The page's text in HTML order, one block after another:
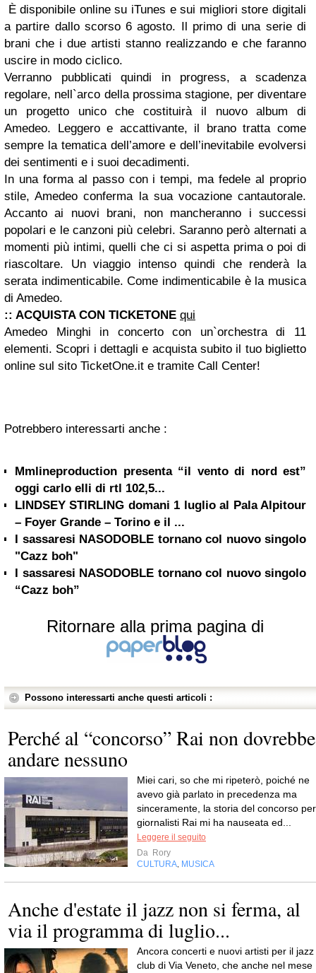
È disponibile online su iTunes e sui migliori store digitali
a partire dallo scorso 6 agosto. Il primo di una serie di
brani che i due artisti stanno realizzando e che faranno
uscire in modo ciclico.
Verranno pubblicati quindi in progress, a scadenza
regolare, nell`arco della prossima stagione, per diventare
un progetto unico che costituirà il nuovo album di
Amedeo. Leggero e accattivante, il brano tratta come
sempre la tematica dell’amore e dell’inevitabile evolversi
dei sentimenti e i suoi decadimenti.
In una forma al passo con i tempi, ma fedele al proprio
stile, Amedeo conferma la sua vocazione cantautorale.
Accanto ai nuovi brani, non mancheranno i successi
popolari e le canzoni più celebri. Saranno però alternati a
momenti più intimi, quelli che ci si aspetta prima o poi di
riascoltare. Un viaggio intenso quindi che renderà la
serata indimenticabile. Come indimenticabile è la musica
di Amedeo.
:: ACQUISTA CON TICKETONE qui
Amedeo Minghi in concerto con un`orchestra di 11
elementi. Scopri i dettagli e acquista subito il tuo biglietto
online sul sito TicketOne.it e tramite Call Center!
Potrebbero interessarti anche :
Mmlineproduction presenta “il vento di nord est”
oggi carlo elli di rtl 102,5...
LINDSEY STIRLING domani 1 luglio al Pala Alpitour
– Foyer Grande – Torino e il ...
I sassaresi NASODOBLE tornano col nuovo singolo
"Cazz boh"
I sassaresi NASODOBLE tornano col nuovo singolo
“Cazz boh”
Ritornare alla prima pagina di
Possono interessarti anche questi articoli :
Perché al “concorso” Rai non dovrebbe
andare nessuno
Miei cari, so che mi ripeterò, poiché ne
avevo già parlato in precedenza ma
sinceramente, la storia del concorso per
giornalisti Rai mi ha nauseata ed...
Leggere il seguito
Da Rory
CULTURA MUSICA
Anche d'estate il jazz non si ferma, al
via il programma di luglio...
Ancora concerti e nuovi artisti per il jazz
club di Via Veneto, che anche nel mese